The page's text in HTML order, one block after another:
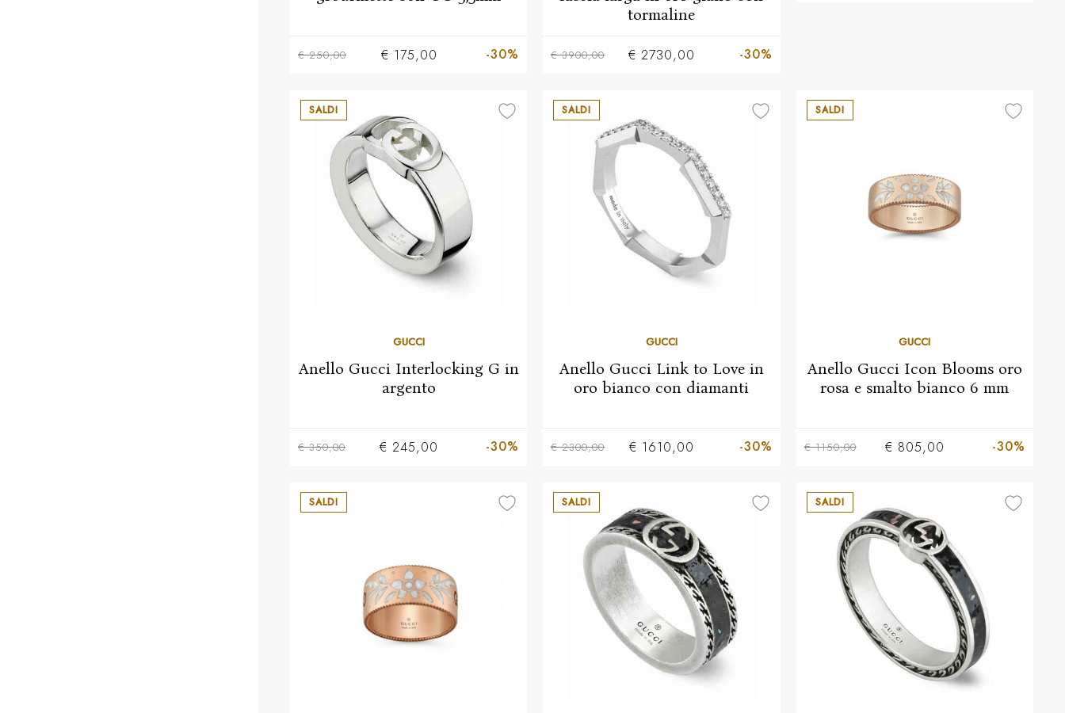
€ 250,00 € 175,00 -30%
tormaline
€ 3900,00 € 2730,00 -30%
SALDI
14 19
GUCCI
Anello Gucci Interlocking G in
argento
€ 350,00 € 245,00 -30%
SALDI
GUCCI
Anello Gucci Link to Love in
oro bianco con diamanti
€ 2300,00 € 1610,00 -30%
SALDI
GUCCI
Anello Gucci Icon Blooms oro
rosa e smalto bianco 6 mm
€ 1150,00 € 805,00 -30%
SALDI SALDI SALDI